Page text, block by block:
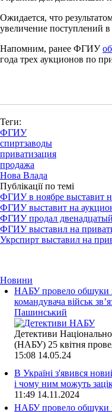
Ожидается, что
увеличение поступлений
Напомним, ранее ФГИУ
года трех аукционов по
Теги:
ФГИУ
спиртзаводы
приватизация
продажа
Нова Влада
Публікації по темі
ФГИУ в ноябре выставит
ФГИУ выставит на
ФГИУ продал двенадцатый
ФГИУ выставил на
Укрспирт выставил на
Новини
НАБУ провело обшуки
командувача військ
Пашинський
Детективи
(НАБУ) 25 квітня
15:08 14.05.24
В Україні з'явився
і чому ним можуть
11:49 14.11.2024
НАБУ провело обшуки